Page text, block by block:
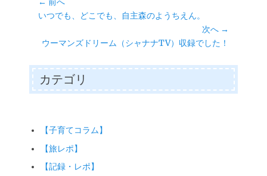
稿
ビ
ゲ
ー
シ
ン
前
投
いつでも、どこでも、自主森のようちえん。
次へ →
次
投
稿:
ウーマンズドリーム（シャナナTV）収録でした！
カテゴリ
【子育てコラム】
【旅レポ】
【記録・レポ】